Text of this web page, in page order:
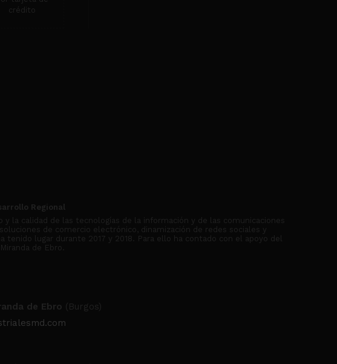
crédito
Regional
la calidad de las tecnologías de la información y de las comunicaciones
de comercio electrónico, dinamización de redes sociales y
lugar durante 2017 y 2018. Para ello ha contado con el apoyo del
de Ebro.
de Ebro (Burgos)